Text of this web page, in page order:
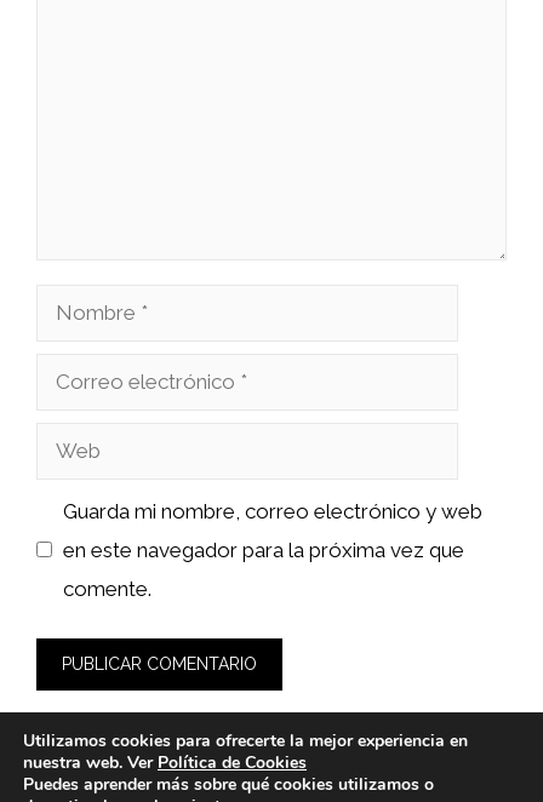
Nombre
Correo
Web
Guarda mi nombre, correo electrónico y web
en este navegador para la próxima vez que
comente.
Utilizamos cookies para ofrecerte la mejor experiencia en
nuestra web. Ver Política de Cookies
Puedes aprender más sobre qué cookies utilizamos o